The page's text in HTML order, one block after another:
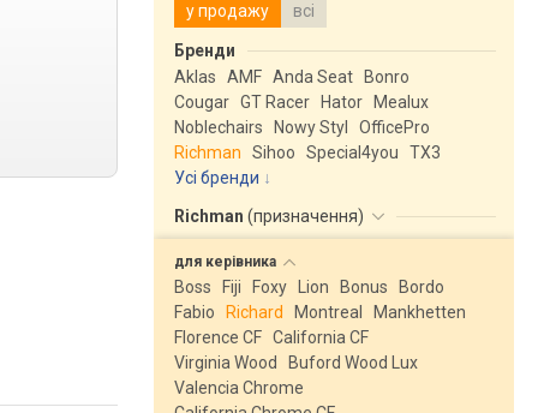
у продажу всі
Бренди
Aklas
AMF Anda Seat
Bonro
Cougar GT Racer Hator
Mealux
Noblechairs
Nowy Styl
OfficePro
Richman
Sihoo Special4you
ТX3
Усі бренди
Richman (призначення)
для керівника
Boss Fiji Foxy Lion Bonus
Bordo
Fabio
Richard Montreal
Mankhetten
Florence CF California CF
Virginia Wood
Buford Wood Lux
Valencia Chrome